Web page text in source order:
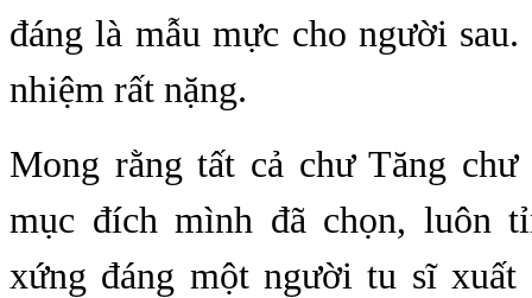
đáng là mẫu mực cho người
nhiệm rất nặng.
Mong rằng tất cả chư Tăng
mục đích mình đã chọn, luôn
xứng đáng một người tu sĩ xuất